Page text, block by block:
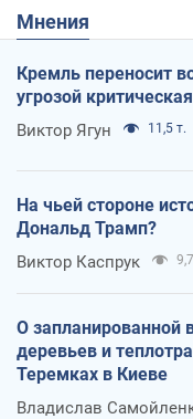
Мнения
Кремль переносит
угрозой
Виктор Ягун 11,5 т.
На чьей стороне
Дональд Трамп?
Виктор Каспрук
О запланированной
деревьев и
Теремках в Киеве
Владислав